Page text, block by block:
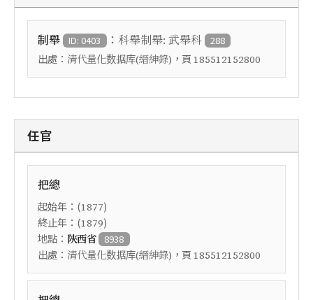
制舉 ID: 0403 ： 科舉制舉: 武舉科 288
出處： 清代量化数据库(縉紳錄) ，頁 185512152800
任官
把總
起始年：(1877)
終止年：(1879)
地點： 陝西省 8938
出處： 清代量化数据库(縉紳錄) ，頁 185512152800